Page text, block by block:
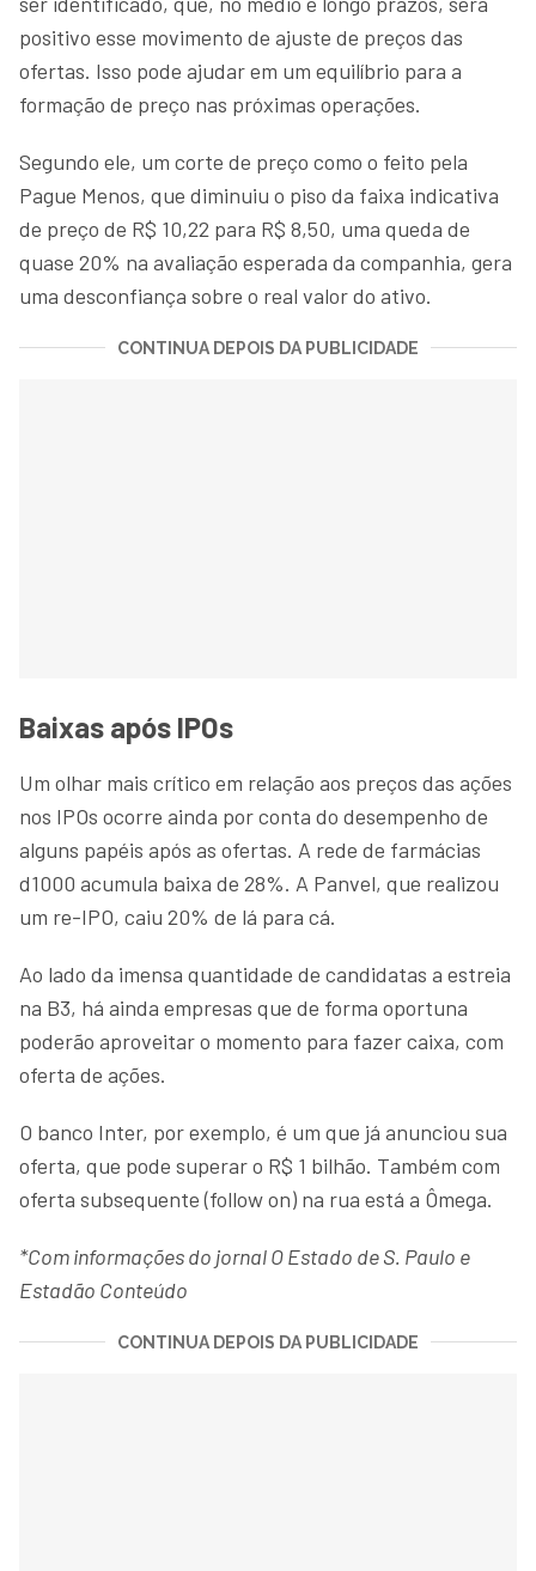
positivo esse movimento de ajuste de preços das
ofertas. Isso pode ajudar em um equilíbrio para a
formação de preço nas próximas operações.
Segundo ele, um corte de preço como o feito pela
Pague Menos, que diminuiu o piso da faixa indicativa
de preço de R$ 10,22 para R$ 8,50, uma queda de
quase 20% na avaliação esperada da companhia, gera
uma desconfiança sobre o real valor do ativo.
CONTINUA DEPOIS DA PUBLICIDADE
Baixas após IPOs
Um olhar mais crítico em relação aos preços das ações
nos IPOs ocorre ainda por conta do desempenho de
alguns papéis após as ofertas. A rede de farmácias
d1000 acumula baixa de 28%. A Panvel, que realizou
um re-IPO, caiu 20% de lá para cá.
Ao lado da imensa quantidade de candidatas a estreia
na B3, há ainda empresas que de forma oportuna
poderão aproveitar o momento para fazer caixa, com
oferta de ações.
O banco Inter, por exemplo, é um que já anunciou sua
oferta, que pode superar o R$ 1 bilhão. Também com
oferta subsequente (follow on) na rua está a Ômega.
*Com informações do jornal O Estado de S. Paulo e
Estadão Conteúdo
CONTINUA DEPOIS DA PUBLICIDADE